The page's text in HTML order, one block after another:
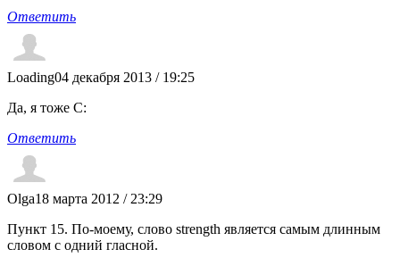
Ответить
Loading04 декабря 2013 / 19:25
Да, я тоже С:
Ответить
Olga18 марта 2012 / 23:29
Пункт 15. По-моему, слово strength является самым длинным
словом с одний гласной.